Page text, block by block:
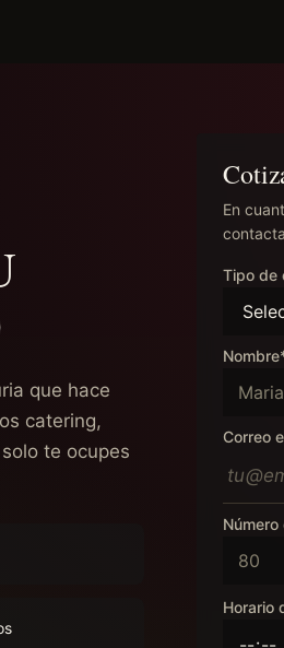
que hace
catering,
te ocupes
En
Tipo de
Correo
Horario